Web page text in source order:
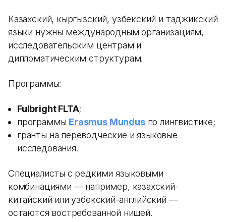
Казахский, кыргызский, узбекский и таджикский
языки нужны международным организациям,
исследовательским центрам и
дипломатическим структурам.
Программы:
Fulbright FLTA;
программы Erasmus Mundusпо лингвистике;
гранты на переводческие и языковые
исследования.
Специалисты с редкими языковыми
комбинациями — например, казахский-
китайский или узбекский-английский —
остаются востребованной нишей.